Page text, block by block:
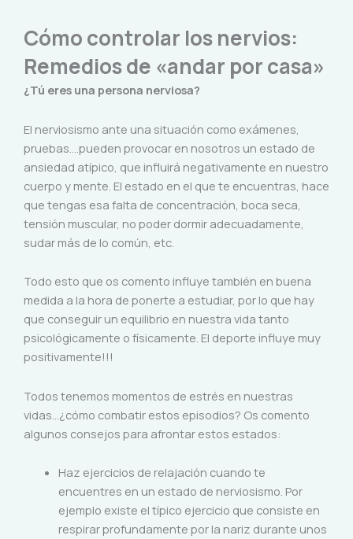
Cómo controlar los nervios:
Remedios de «andar por casa»
¿Tú eres una persona nerviosa?
El nerviosismo ante una situación como exámenes,
pruebas….pueden provocar en nosotros un estado de
ansiedad atípico, que influirá negativamente en nuestro
cuerpo y mente. El estado en el que te encuentras, hace
que tengas esa falta de concentración, boca seca,
tensión muscular, no poder dormir adecuadamente,
sudar más de lo común, etc.
Todo esto que os comento influye también en buena
medida a la hora de ponerte a estudiar, por lo que hay
que conseguir un equilibrio en nuestra vida tanto
psicológicamente o físicamente. El deporte influye muy
positivamente!!!
Todos tenemos momentos de estrés en nuestras
vidas…¿cómo combatir estos episodios? Os comento
algunos consejos para afrontar estos estados:
Haz ejercicios de relajación cuando te
encuentres en un estado de nerviosismo. Por
ejemplo existe el típico ejercicio que consiste en
respirar profundamente por la nariz durante unos